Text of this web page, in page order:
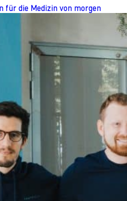
die Medizin von morgen